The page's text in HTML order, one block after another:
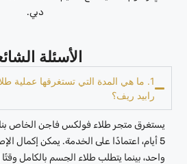
دبي.
الأسئلة
1. ما هي المدة التي تستغرقها عملية
رابيد ريف؟
5 أيام، اعتمادًا على الخدمة. يمكن إكمال
واحد، بينما يتطلب طلاء الجسم بالكامل